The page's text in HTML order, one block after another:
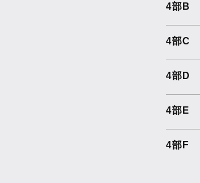
4部B
4部C
4部D
4部E
4部F